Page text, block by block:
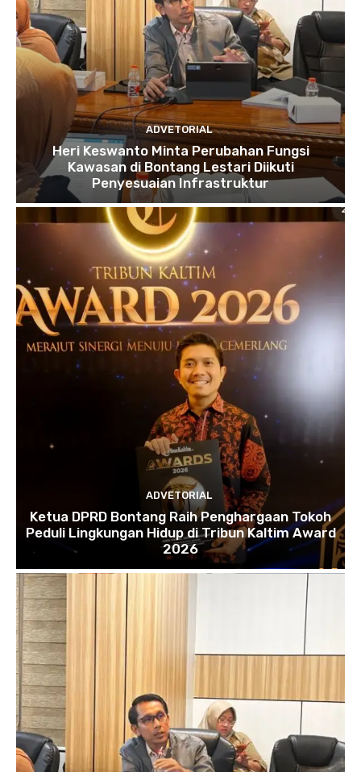
ADVETORIAL
Heri Keswanto Minta Perubahan Fungsi
Kawasan di Bontang Lestari Diikuti
Penyesuaian Infrastruktur
ADVETORIAL
Ketua DPRD Bontang Raih Penghargaan Tokoh
Peduli Lingkungan Hidup di Tribun Kaltim Award
2026